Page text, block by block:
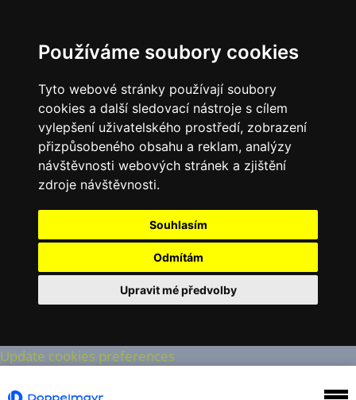
Používáme soubory cookies
Tyto webové stránky používají soubory
cookies a další sledovací nástroje s cílem
vylepšení uživatelského prostředí, zobrazení
přizpůsobeného obsahu a reklam, analýzy
návštěvnosti webových stránek a zjištění
zdroje návštěvnosti.
Souhlasím
Odmítám
Upravit mé předvolby
Update cookies preferences